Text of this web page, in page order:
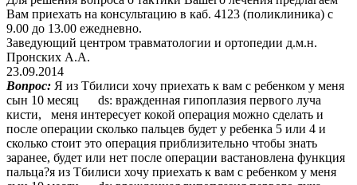
Вам приехать на консультацию в каб. 4123 (поликлиника) с
9.00 до 13.00 ежедневно.
Заведующий центром травматологии и ортопедии д.м.н.
Пронских А.А.
23.09.2014
Вопрос: Я из Тбилиси хочу приехать к вам с ребенком у меня
сын 10 месяц ds: вражденная гипоплазия первого луча
кисти, меня интересует кокой операция можно сделать и
после операции сколько пальцев будет у ребенка 5 или 4 и
сколько стоит это операция приблизительно чтобы знать
заранее, будет или нет после операции вастановлена функция
пальца?я из Тбилиси хочу приехать к вам с ребенком у меня